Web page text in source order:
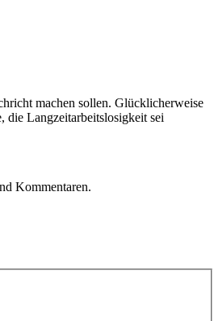
machen sollen. Glücklicherweise
die Langzeitarbeitslosigkeit sei
Kommentaren.